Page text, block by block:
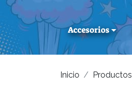
Accesorios
Inicio Productos